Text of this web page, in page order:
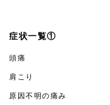
症状一覧①
頭痛
肩こり
原因不明の痛み